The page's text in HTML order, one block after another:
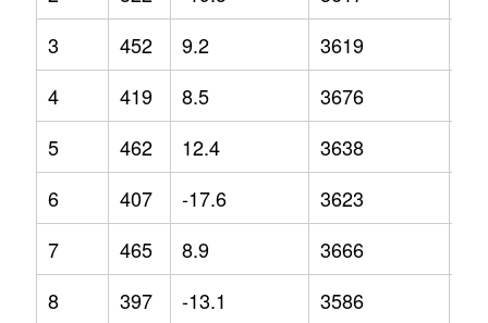
3
452 9.2 3619
4
419 8.5 3676
5
462 12.4 3638
6
407 -17.6 3623
7
465 8.9 3666
8
397 -13.1 3586